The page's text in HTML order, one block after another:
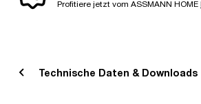
Profitiere jetzt vom ASSMANN HOME
Technische Daten & Downloads